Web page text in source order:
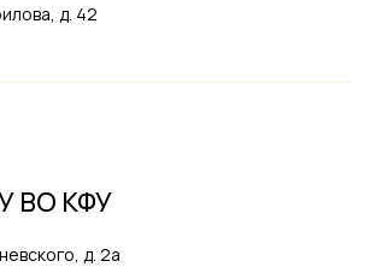
д. 42
ВО КФУ
д. 2а